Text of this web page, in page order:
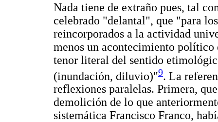
Nada tiene de extraño pues, tal
celebrado "delantal", que "para
reincorporados a la actividad
menos un acontecimiento
tenor literal del sentido
(inundación, diluvio)"9. La
reflexiones paralelas. Primera,
demolición de lo que
sistemática Francisco Franco,